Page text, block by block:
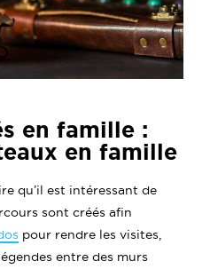
en famille :
en famille
qu’il est intéressant de
sont créés afin
pour rendre les visites,
entre des murs